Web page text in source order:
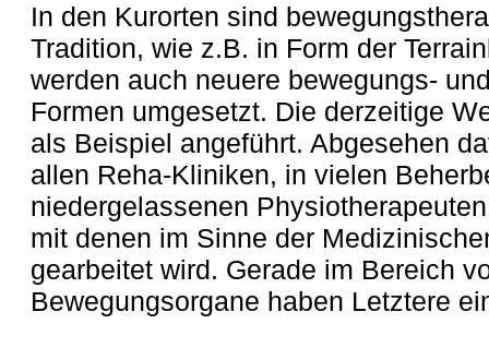
In den Kurorten sind
Tradition, wie z.B. in Form der
werden auch neuere bewegungs-
Formen umgesetzt. Die derzeitige
als Beispiel angeführt. Abgesehen
allen Reha-Kliniken, in vielen
niedergelassenen
mit denen im Sinne der
gearbeitet wird. Gerade im Bereich
Bewegungsorgane haben Letztere